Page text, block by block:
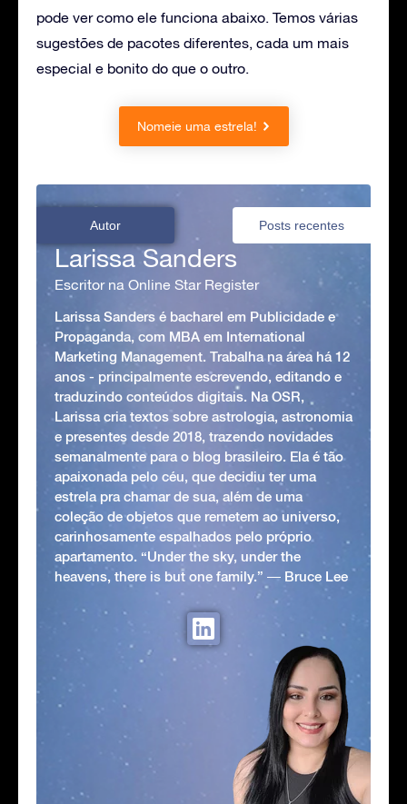
pode ver como ele funciona abaixo. Temos várias
sugestões de pacotes diferentes, cada um mais
especial e bonito do que o outro.
Nomeie uma estrela!
Autor Posts recentes
Larissa Sanders
Escritor na Online Star Register
Larissa Sanders é bacharel em Publicidade e
Propaganda, com MBA em International
Marketing Management. Trabalha na área há 12
anos - principalmente escrevendo, editando e
traduzindo conteúdos digitais. Na OSR,
Larissa cria textos sobre astrologia, astronomia
e presentes desde 2018, trazendo novidades
semanalmente para o blog brasileiro. Ela é tão
apaixonada pelo céu, que decidiu ter uma
estrela pra chamar de sua, além de uma
coleção de objetos que remetem ao universo,
carinhosamente espalhados pelo próprio
apartamento. “Under the sky, under the
heavens, there is but one family.” ― Bruce Lee